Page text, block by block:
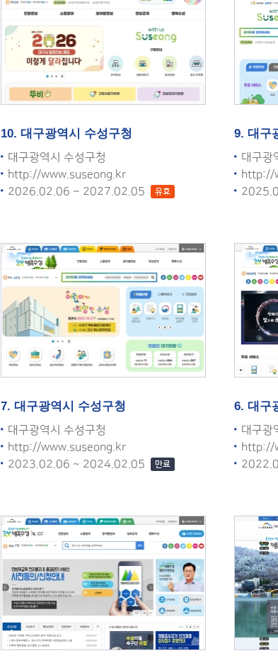
검
색
10. 대구광역시 수성구청
대구광역시 수성구청
http://www.suseong.kr
2026.02.06 ~ 2027.02.05
유효
9. 대구
대구광
http://
7. 대구광역시 수성구청
대구광역시 수성구청
http://www.suseong.kr
2023.02.06 ~ 2024.02.05
만료
6. 대구
대구광
http://